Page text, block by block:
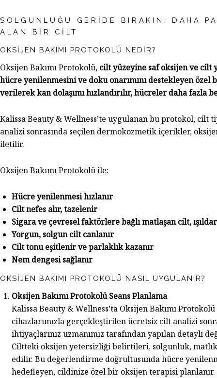
SOLGUNLUĞU GERIDE BIRAKIN: DAHA
ALAN BIR CILT
OKSIJEN BAKIMI PROTOKOLÜ NEDIR?
Oksijen Bakımı Protokolü, cilt yüzeyine saf oksijen ve cilt
hücre yenilenmesini ve doku onarımını destekleyen
verilerek kan dolaşımı hızlandırılır, hücreler daha
Kalissa Beauty & Wellness’te uygulanan bu protokol, cilt
analizi sonrasında seçilen dermokozmetik içerikler,
iletilir.
Oksijen Bakımı Protokolü ile:
Hücre yenilenmesi hızlanır
Cilt nefes alır, tazelenir
Sigara ve çevresel faktörlere bağlı matlaşan cilt, ışıldar
Yorgun, solgun cilt canlanır
Cilt tonu eşitlenir ve parlaklık kazanır
Nem dengesi sağlanır
OKSIJEN BAKIMI PROTOKOLÜ NASIL UYGULANIR?
Oksijen Bakımı Protokolü Seans Planlama
Kalissa Beauty & Wellness’ta Oksijen Bakımı
cihazlarımızla gerçekleştirilen ücretsiz cilt analizi
ihtiyaçlarınız uzmanımız tarafından yapılan detaylı
Ciltteki oksijen yetersizliği belirtileri, solgunluk,
edilir. Bu değerlendirme doğrultusunda hücre
hedefleyen, cildinize özel bir oksijen terapisi planlanır.